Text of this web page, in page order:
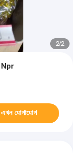
2/2
Npr
এখন যোগাযোগ